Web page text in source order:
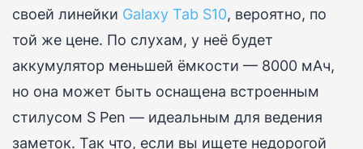
своей линейки Galaxy Tab S10, вероятно, по
той же цене. По слухам, у неё будет
аккумулятор меньшей ёмкости — 8000 мАч,
но она может быть оснащена встроенным
стилусом S Pen — идеальным для ведения
заметок. Так что, если вы ищете недорогой